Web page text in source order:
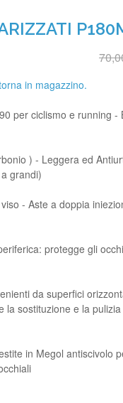
in magazzino.
per ciclismo e running -
) - Leggera ed
grandi)
- Aste a doppia
protegge gli
da superfici
sostituzione e la pulizia
in Megol antiscivolo